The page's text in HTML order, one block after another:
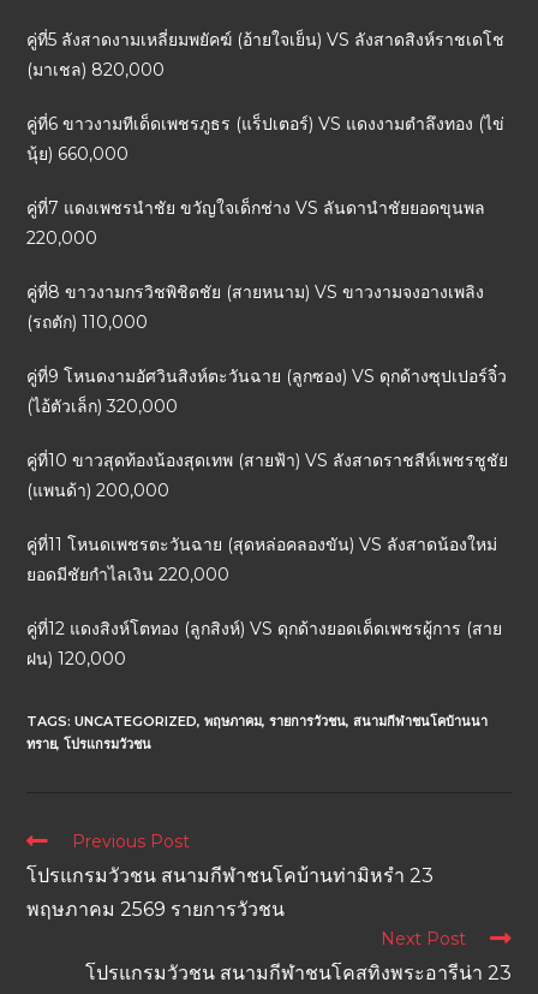
คู่ที่5 ลังสาดงามเหลี่ยมพยัคฆ์ (อ้ายใจเย็น) VS ลังสาดสิงห์ราชเดโช
(มาเชล) 820,000
คู่ที่6 ขาวงามทีเด็ดเพชรภูธร (แร็ปเตอร์) VS แดงงามตำลึงทอง (ไข่
นุ้ย) 660,000
คู่ที่7 แดงเพชรนำชัย ขวัญใจเด็กช่าง VS ลันดานำชัยยอดขุนพล
220,000
คู่ที่8 ขาวงามกรวิชพิชิตชัย (สายหนาม) VS ขาวงามจงอางเพลิง
(รถตัก) 110,000
คู่ที่9 โหนดงามอัศวินสิงห์ตะวันฉาย (ลูกซอง) VS ดุกด้างซุปเปอร์จิ๋ว
(ไอ้ตัวเล็ก) 320,000
คู่ที่10 ขาวสุดท้องน้องสุดเทพ (สายฟ้า) VS ลังสาดราชสีห์เพชรชูชัย
(แพนด้า) 200,000
คู่ที่11 โหนดเพชรตะวันฉาย (สุดหล่อคลองขัน) VS ลังสาดน้องใหม่
ยอดมีชัยกำไลเงิน 220,000
คู่ที่12 แดงสิงห์โตทอง (ลูกสิงห์) VS ดุกด้างยอดเด็ดเพชรผู้การ (สาย
ฝน) 120,000
TAGS:UNCATEGORIZED, พฤษภาคม, รายการวัวชน, สนามกีฬาชนโคบ้านนา
ทราย, โปรแกรมวัวชน
Previous Post
โปรแกรมวัวชน สนามกีฬาชนโคบ้านท่ามิหรำ 23
พฤษภาคม 2569 รายการวัวชน
Next Post
โปรแกรมวัวชน สนามกีฬาชนโคสทิงพระอารีน่า 23